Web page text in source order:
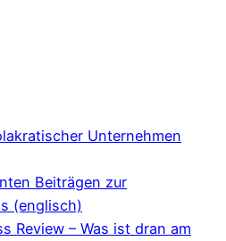
Unternehmen
Beiträgen zur
(englisch)
Review – Was ist dran am